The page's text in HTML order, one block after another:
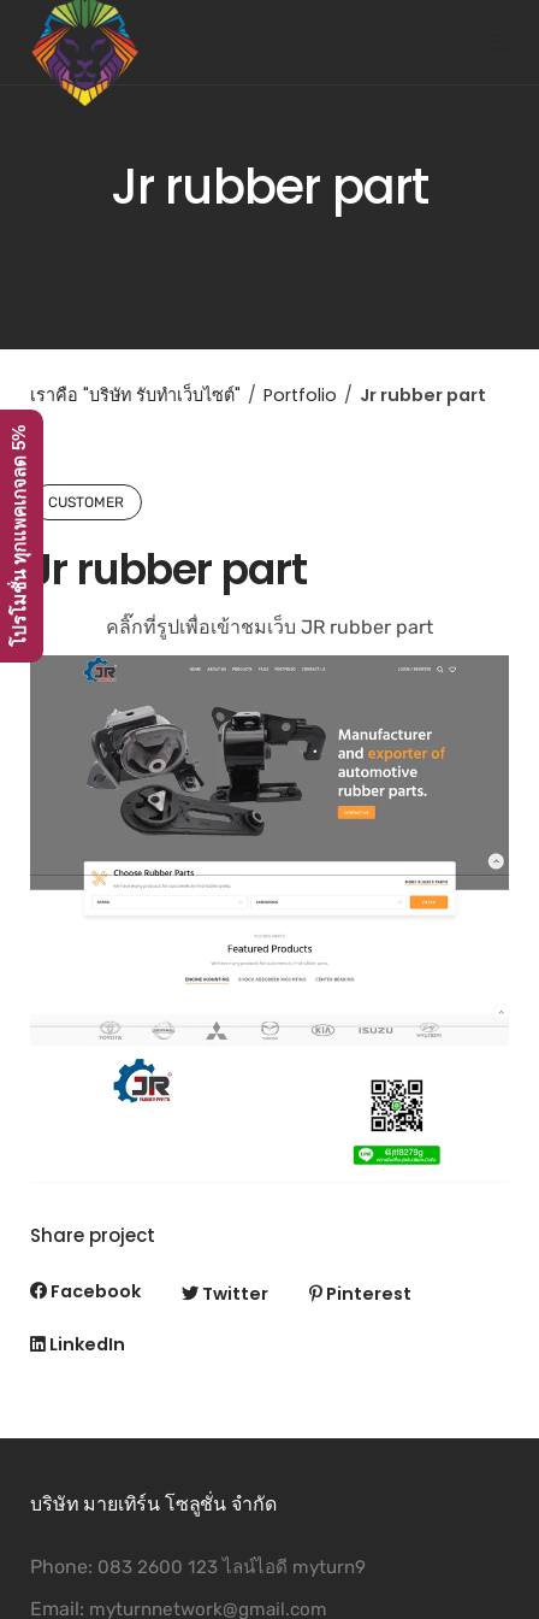
content
Jr rubber part
เราคือ "บริษัท รับทำเว็บไซต์" / Portfolio / Jr rubber part
CUSTOMER
Jr rubber part
คลิ๊กที่รูปเพื่อเข้าชมเว็บ JR rubber part
Share project
Facebook Twitter Pinterest
LinkedIn
บริษัท มายเทิร์น โซลูชั่น จำกัด
Phone: 083 2600 123 ไลน์ไอดี myturn9
Email: myturnnetwork@gmail.com
โปรโมชั่น ทุกแพคเกจลด 5%